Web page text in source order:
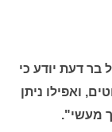
"כל בר דעת יודע כי
ואפילו ניתן
מעשי".